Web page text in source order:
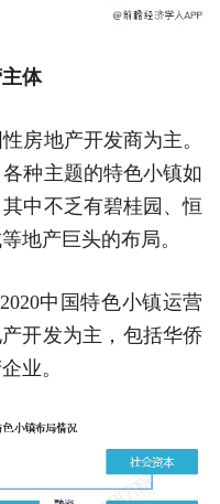
体
房地产开发商为主。
种主题的特色小镇如
中不乏有碧桂园、恒
地产巨头的布局。
中国特色小镇运营
开发为主，包括华侨
业。